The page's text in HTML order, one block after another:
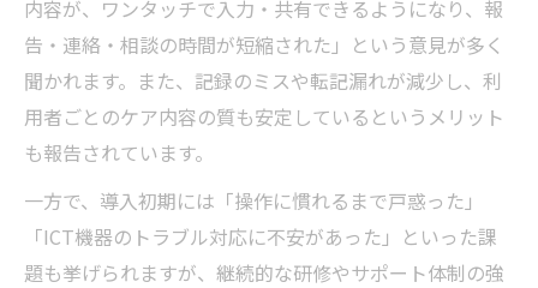
内容が、ワンタッチで入力・共有できるようになり、報
告・連絡・相談の時間が短縮された」という意見が多く
聞かれます。また、記録のミスや転記漏れが減少し、利
用者ごとのケア内容の質も安定しているというメリット
も報告されています。
一方で、導入初期には「操作に慣れるまで戸惑った」
「ICT機器のトラブル対応に不安があった」といった課
題も挙げられますが、継続的な研修やサポート体制の強